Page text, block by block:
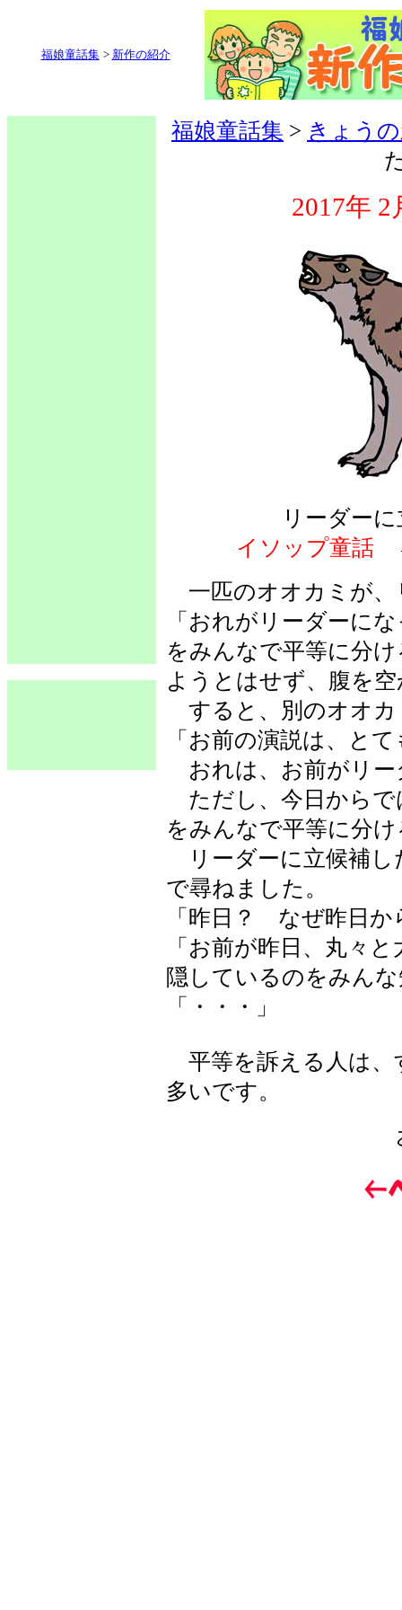
福娘童話集 > 新作の紹介
福娘童話集 > きょう
2017年
リーダー
イソップ童話
一匹のオオカミが、
「おれがリーダーに
をみんなで平等に分
ようとはせず、腹を
すると、別のオオカ
「お前の演説は、と
おれは、お前がリー
ただし、今日からで
をみんなで平等に分
リーダーに立候補し
で尋ねました。
「昨日？ なぜ昨日か
「お前が昨日、丸々
隠しているのをみん
「・・・」
平等を訴える人は、
多いです。